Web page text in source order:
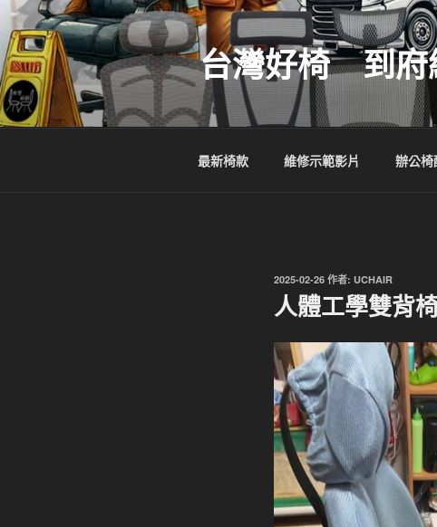
跳
至
主
要
內
容
台灣好椅 到府
最新椅款 維修示範影片 辦公椅
發
於
2025-02-26 作者: UCHAIR
人體工學雙背